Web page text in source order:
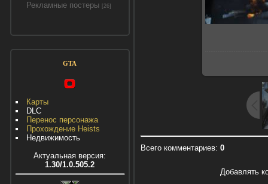
Рекламные постеры [26]
GTA
Карты
DLC
Перенос персонажа
Прохождение Heists
Недвижимость
Актуальная версия:
1.30/1.0.505.2
Всего комментариев: 0
Добавлять